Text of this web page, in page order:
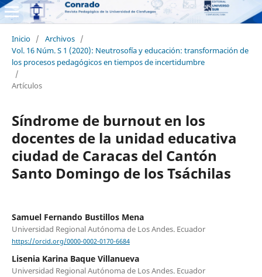
Inicio / Archivos /
Vol. 16 Núm. S 1 (2020): Neutrosofía y educación: transformación de
los procesos pedagógicos en tiempos de incertidumbre
/
Artículos
Síndrome de burnout en los
docentes de la unidad educativa
ciudad de Caracas del Cantón
Santo Domingo de los Tsáchilas
Samuel Fernando Bustillos Mena
Universidad Regional Autónoma de Los Andes. Ecuador
https://orcid.org/0000-0002-0170-6684
Lisenia Karina Baque Villanueva
Universidad Regional Autónoma de Los Andes. Ecuador